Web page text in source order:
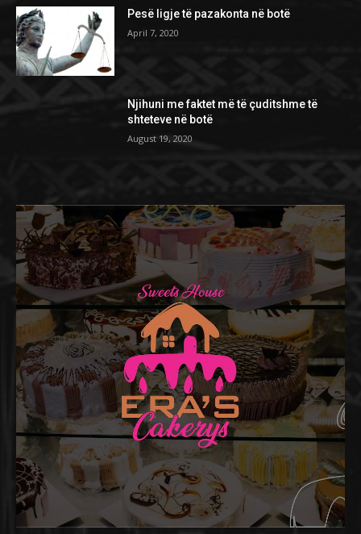
Pesë ligje të pazakonta në botë
April 7, 2020
Njihuni me faktet më të çuditshme të
shteteve në botë
August 19, 2020